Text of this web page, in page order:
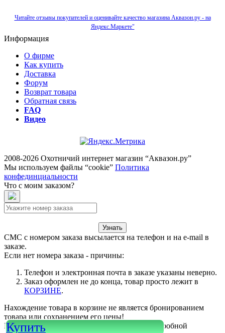
Купить
Читайте отзывы покупателей и оценивайте качество магазина Аквазон.ру - на
Яндекс.Маркете"
Информация
О фирме
Как купить
Доставка
Форум
Возврат товара
Обратная связь
FAQ
Видео
2008-2026 Охотничий интернет магазин “Аквазон.ру”
Мы используем файлы “cookie” Политика
конфединциальности
Что с моим заказом?
Узнать
СМС с номером заказа высылается на телефон и на e-mail в
заказе.
Если нет номера заказа - причины:
Телефон и электронная почта в заказе указаны неверно.
Заказ оформлен не до конца, товар просто лежит в
КОРЗИНЕ.
Нахождение товара в корзине не является бронированием
товара или сохранением его цены!
Или войдите в свой
для более подробной